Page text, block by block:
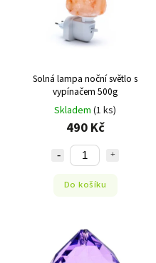
Solná lampa noční světlo s
vypínačem 500g
Skladem (1 ks)
490 Kč
Do košíku